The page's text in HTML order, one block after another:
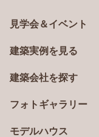
見学会＆イベント
建築実例を見る
建築会社を探す
フォトギャラリー
モデルハウス